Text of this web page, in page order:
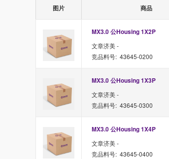
图片 商品
MX3.0 公Housing 1X2P
文章济美 -
竞品料号: 43645-0200
MX3.0 公Housing 1X3P
文章济美 -
竞品料号: 43645-0300
MX3.0 公Housing 1X4P
文章济美 -
竞品料号: 43645-0400